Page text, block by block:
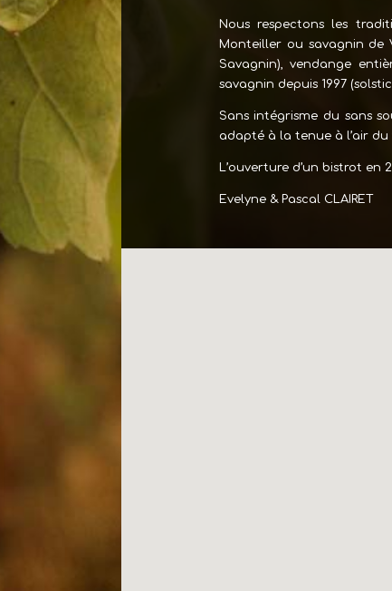
Nous respectons les
Monteiller ou savagnin de
Savagnin), vendange
savagnin depuis 1997
Sans intégrisme du sans
adapté à la tenue à l’air du
L’ouverture d’un bistrot
Evelyne & Pascal CLAIRET